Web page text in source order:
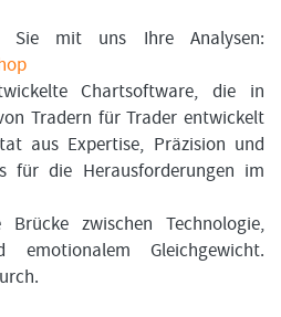
mit uns Ihre Analysen:
Chartsoftware, die in
Tradern für Trader entwickelt
aus Expertise, Präzision und
für die Herausforderungen im
zwischen Technologie,
emotionalem Gleichgewicht.